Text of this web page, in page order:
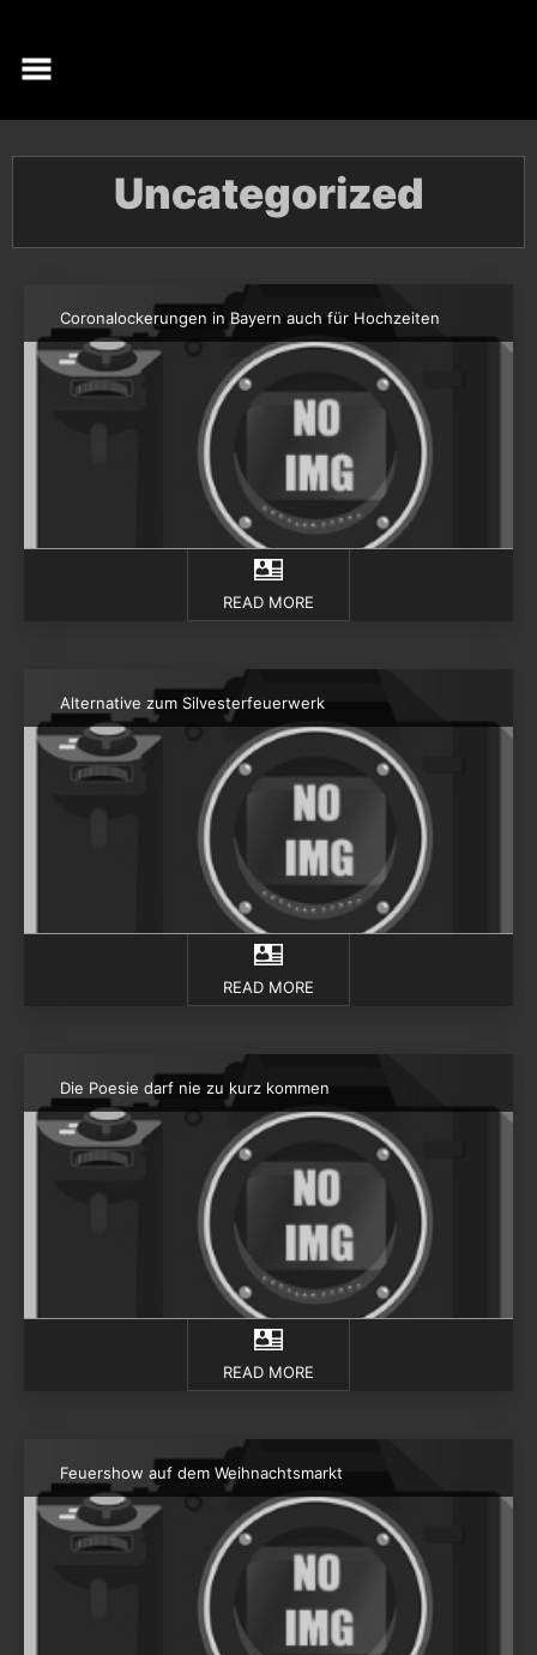
Uncategorized
Coronalockerungen in Bayern auch für Hochzeiten
READ MORE
Alternative zum Silvesterfeuerwerk
READ MORE
Die Poesie darf nie zu kurz kommen
READ MORE
Feuershow auf dem Weihnachtsmarkt